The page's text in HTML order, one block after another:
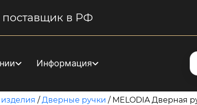
в РФ
Информация
/Дверные ручки / MELODIA Дверная